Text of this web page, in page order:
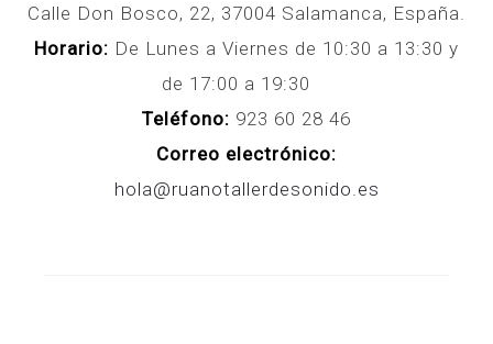
Calle Don Bosco, 22, 37004 Salamanca, España.
Horario: De Lunes a Viernes de 10:30 a 13:30 y
de 17:00 a 19:30
Teléfono: 923 60 28 46
Correo electrónico:
hola@ruanotallerdesonido.es